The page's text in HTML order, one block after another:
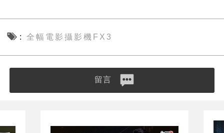
全幅電影攝影機FX3
留言